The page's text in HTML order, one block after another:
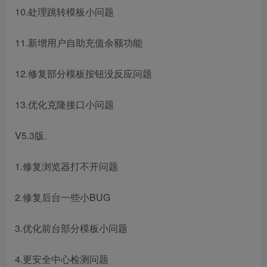
10.处理跳转模板小问题
11.新增用户自助充值余额功能
12.修复部分模板按钮没反应问题
13.优化克隆接口小问题
V5.3版.
1.修复浏览器打不开问题
2.修复后台一些小BUG
3.优化前台部分模板小问题
4.更安全中心检测问题